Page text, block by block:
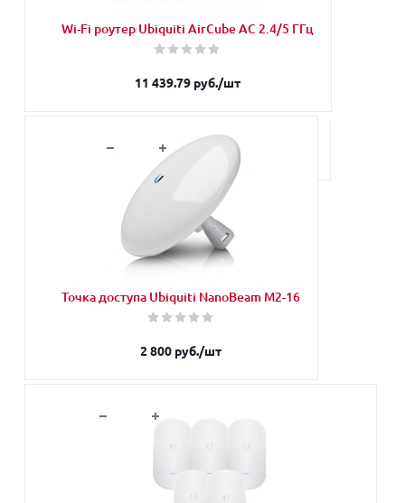
Wi-Fi роутер Ubiquiti AirCube AC 2.4/5 ГГц
11 439.79 руб./шт
В корзину
Точка доступа Ubiquiti NanoBeam M2-16
2 800 руб./шт